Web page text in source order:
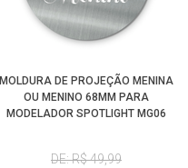
MOLDURA DE PROJEÇÃO MENINA
OU MENINO 68MM PARA
MODELADOR SPOTLIGHT MG06
DE: R$ 49,99